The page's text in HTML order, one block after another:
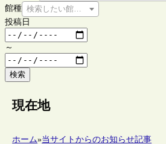
館種 検索したい館種を選択してください
投稿日
～
検索
現在地
ホーム»当サイトからのお知らせ記事